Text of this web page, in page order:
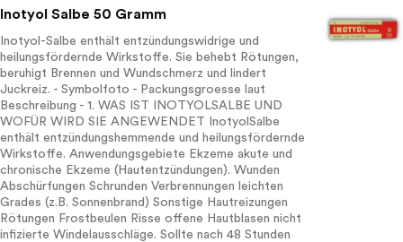
Inotyol Salbe 50 Gramm
Inotyol-Salbe enthält entzündungswidrige und
heilungsfördernde Wirkstoffe. Sie behebt Rötungen,
beruhigt Brennen und Wundschmerz und lindert
Juckreiz. - Symbolfoto - Packungsgroesse laut
Beschreibung - 1. WAS IST INOTYOLSALBE UND
WOFÜR WIRD SIE ANGEWENDET InotyolSalbe
enthält entzündungshemmende und heilungsfördernde
Wirkstoffe. Anwendungsgebiete Ekzeme akute und
chronische Ekzeme (Hautentzündungen). Wunden
Abschürfungen Schrunden Verbrennungen leichten
Grades (z.B. Sonnenbrand) Sonstige Hautreizungen
Rötungen Frostbeulen Risse offene Hautblasen nicht
infizierte Windelausschläge. Sollte nach 48 Stunden